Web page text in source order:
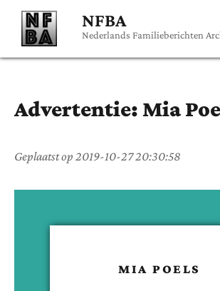
NFBA
Nederlands Familieberichten
Advertentie: Mia
Geplaatst op 2019-10-27 20:30:58
MIA POELS